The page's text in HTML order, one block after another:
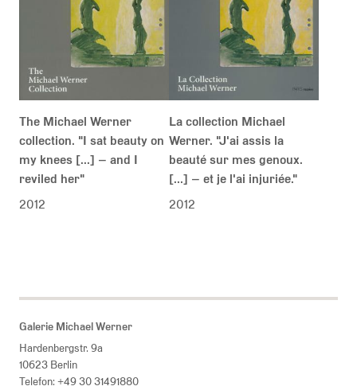
The Michael Werner
collection. "I sat beauty on
my knees [...] – and I
reviled her"
2012
La collection Michael
Werner. "J'ai assis la
beauté sur mes genoux.
[...] – et je l'ai injuriée."
2012
Galerie Michael Werner
Hardenbergstr. 9a
10623 Berlin
Telefon: +49 30 31491880